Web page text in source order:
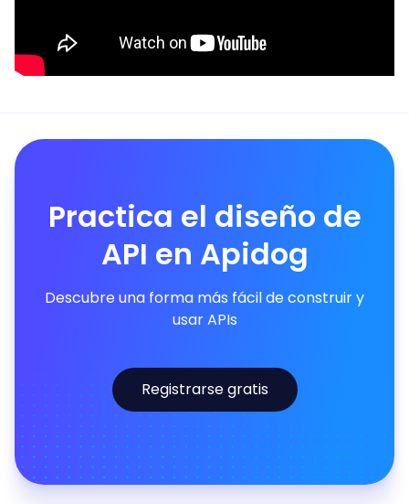
Practica el diseño de
API en Apidog
Descubre una forma más fácil de construir y
usar APIs
Registrarse gratis